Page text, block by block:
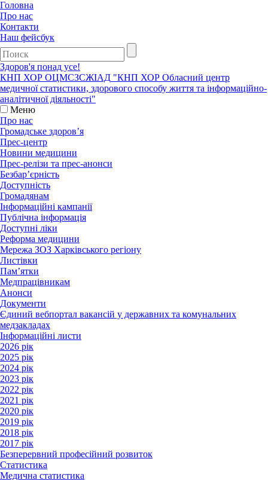
Головна
Про нас
Контакти
Наш фейсбук
Здоров'я понад усе!
КНП ХОР ОЦМСЗСЖIАД "КНП ХОР Обласний центр
медичної статистики, здорового способу життя та інформаційно-
аналітичної діяльності"
Меню
Про нас
Громадське здоров’я
Прес-центр
Новини медицини
Прес-релізи та прес-анонси
Безбар’єрність
Доступність
Громадянам
Інформаційні кампанії
Публічна інформація
Доступні ліки
Реформа медицини
Мережа ЗОЗ Харківського регіону
Листівки
Пам’ятки
Медпрацівникам
Анонси
Документи
Єдиний вебпортал вакансій у державних та комунальних
медзакладах
Інформаційні листи
2026 рік
2025 рік
2024 рік
2023 рік
2022 рік
2021 рік
2020 рік
2019 рік
2018 рік
2017 рік
Безперервний професійний розвиток
Статистика
Медична статистика